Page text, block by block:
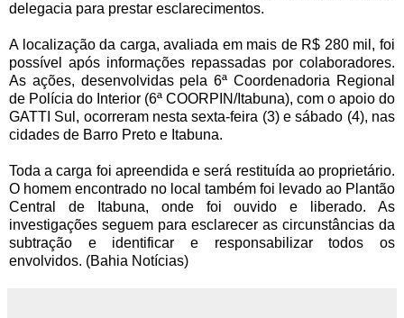
delegacia para prestar esclarecimentos.
A localização da carga, avaliada em mais de R$ 280 mil, foi
possível após informações repassadas por colaboradores.
As ações, desenvolvidas pela 6ª Coordenadoria Regional
de Polícia do Interior (6ª COORPIN/Itabuna), com o apoio do
GATTI Sul, ocorreram nesta sexta-feira (3) e sábado (4), nas
cidades de Barro Preto e Itabuna.
Toda a carga foi apreendida e será restituída ao proprietário.
O homem encontrado no local também foi levado ao Plantão
Central de Itabuna, onde foi ouvido e liberado. As
investigações seguem para esclarecer as circunstâncias da
subtração e identificar e responsabilizar todos os
envolvidos. (Bahia Notícias)